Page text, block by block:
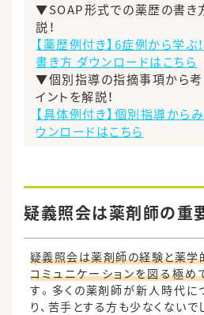
▼SOAP形式での薬歴の書き
説！
【薬歴例付き】6症例から学
書き方 ダウンロードはこちら
▼個別指導の指摘事項から考
イントを解説！
【具体例付き】個別指導から
ウンロードはこちら
疑義照会は薬剤師の重
疑義照会は薬剤師の経験と薬学
コミュニケーションを図る極
す。多くの薬剤師が新人時代に
り、苦手とする方も少なくないで